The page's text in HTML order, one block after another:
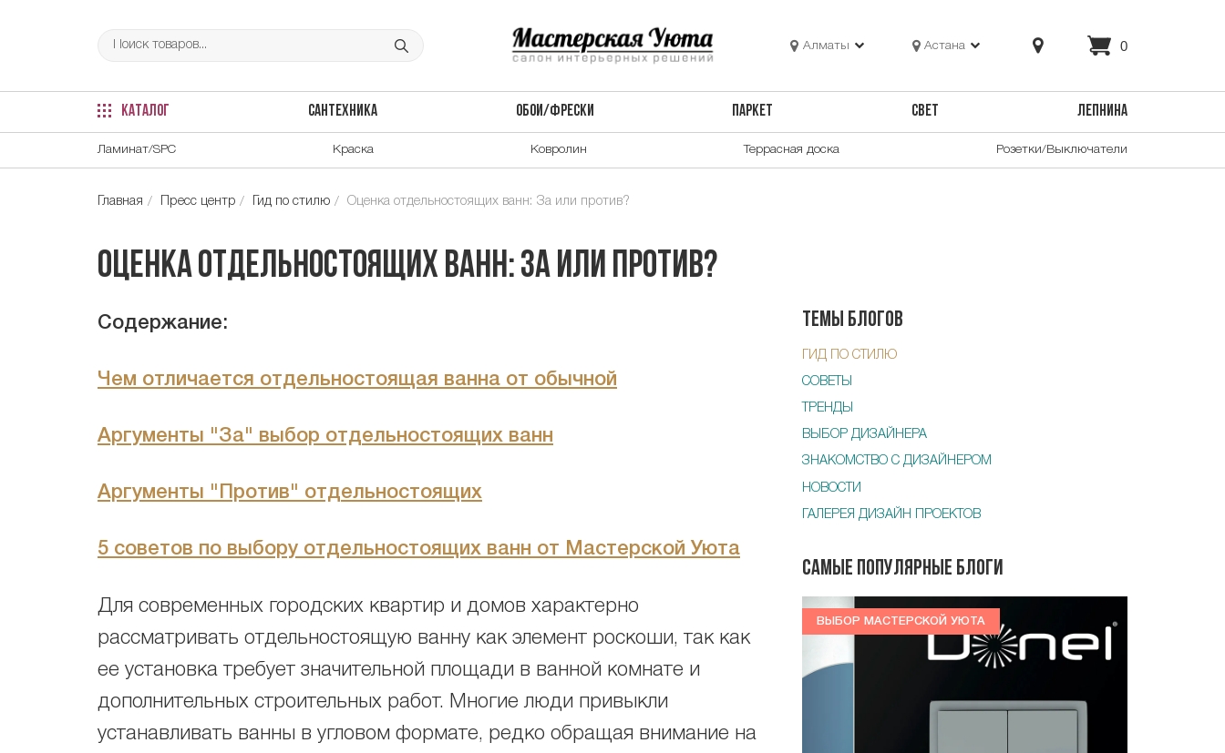
Алматы Астана 0
КАТАЛОГ САНТЕХНИКА ОБОИ/ФРЕСКИ ПАРКЕТ СВЕТ ЛЕПНИНА
Ламинат/SPC Краска Ковролин Террасная доска Розетки/Выключатели
Главная Пресс центр Гид по стилю Оценка отдельностоящих ванн: За или против?
Оценка отдельностоящих ванн: За или против?
Содержание:
Чем отличается отдельностоящая ванна от обычной
Аргументы "За" выбор отдельностоящих ванн
Аргументы "Против" отдельностоящих
5 советов по выбору отдельностоящих ванн от Мастерской Уюта
Для современных городских квартир и домов характерно
рассматривать отдельностоящую ванну как элемент роскоши, так как
ее установка требует значительной площади в ванной комнате и
дополнительных строительных работ. Многие люди привыкли
устанавливать ванны в угловом формате, редко обращая внимание на
Темы блогов
ГИД ПО СТИЛЮ
СОВЕТЫ
ТРЕНДЫ
ВЫБОР ДИЗАЙНЕРА
ЗНАКОМСТВО С ДИЗАЙНЕРОМ
НОВОСТИ
ГАЛЕРЕЯ ДИЗАЙН ПРОЕКТОВ
Самые популярные блоги
ВЫБОР МАСТЕРСКОЙ УЮТА